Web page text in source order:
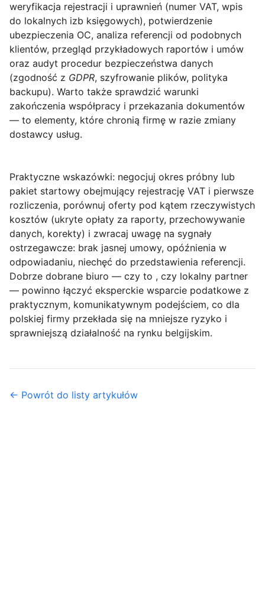
weryfikacja rejestracji i uprawnień (numer VAT, wpis
do lokalnych izb księgowych), potwierdzenie
ubezpieczenia OC, analiza referencji od podobnych
klientów, przegląd przykładowych raportów i umów
oraz audyt procedur bezpieczeństwa danych
(zgodność z GDPR, szyfrowanie plików, polityka
backupu). Warto także sprawdzić warunki
zakończenia współpracy i przekazania dokumentów
— to elementy, które chronią firmę w razie zmiany
dostawcy usług.
Praktyczne wskazówki: negocjuj okres próbny lub
pakiet startowy obejmujący rejestrację VAT i pierwsze
rozliczenia, porównuj oferty pod kątem rzeczywistych
kosztów (ukryte opłaty za raporty, przechowywanie
danych, korekty) i zwracaj uwagę na sygnały
ostrzegawcze: brak jasnej umowy, opóźnienia w
odpowiadaniu, niechęć do przedstawienia referencji.
Dobrze dobrane biuro — czy to , czy lokalny partner
— powinno łączyć eksperckie wsparcie podatkowe z
praktycznym, komunikatywnym podejściem, co dla
polskiej firmy przekłada się na mniejsze ryzyko i
sprawniejszą działalność na rynku belgijskim.
← Powrót do listy artykułów